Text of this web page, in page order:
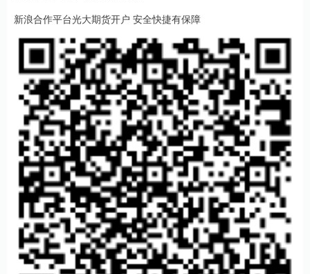
新浪合作平台光大期货开户 安全快捷有保障